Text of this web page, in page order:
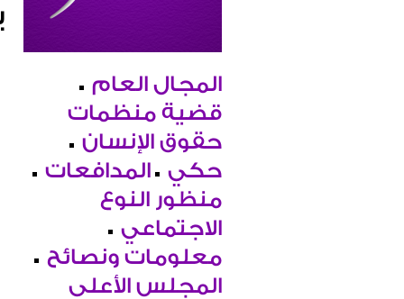
المجال العام
قضية منظمات
حقوق الإنسان
حكي
المدافعات
منظور النوع
الاجتماعي
معلومات ونصائح
المجلس الأعلى